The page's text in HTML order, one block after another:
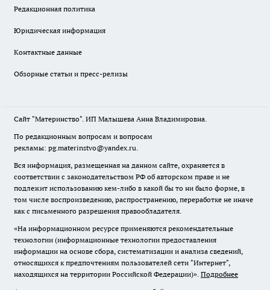
Редакционная политика
Юридическая информация
Контактные данные
Обзорные статьи и пресс-релизы
Сайт "Материнство". ИП Малышева Анна Владимировна.
По редакционным вопросам и вопросам
рекламы: pg.materinstvo@yandex.ru.
Вся информация, размещенная на данном сайте, охраняется в
соответствии с законодательством РФ об авторском праве и не
подлежит использованию кем-либо в какой бы то ни было форме, в
том числе воспроизведению, распространению, переработке не иначе
как с письменного разрешения правообладателя.
«На информационном ресурсе применяются рекомендательные
технологии (информационные технологии предоставления
информации на основе сбора, систематизации и анализа сведений,
относящихся к предпочтениям пользователей сети "Интернет",
находящихся на территории Российской Федерации)». Подробнее